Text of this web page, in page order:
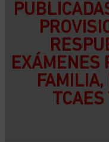
EXÁMENES